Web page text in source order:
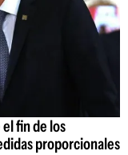
fin de los
proporcionales